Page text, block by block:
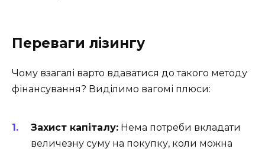
Переваги лізингу
Чому взагалі варто вдаватися до такого методу
фінансування? Виділимо вагомі плюси:
Захист капіталу: Нема потреби вкладати
величезну суму на покупку, коли можна